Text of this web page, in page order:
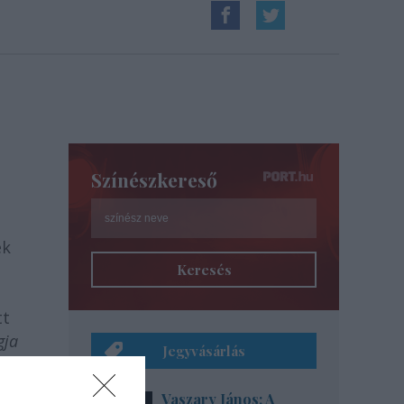
Színészkereső
Keresés
Jegyvásárlás
Vaszary János: A